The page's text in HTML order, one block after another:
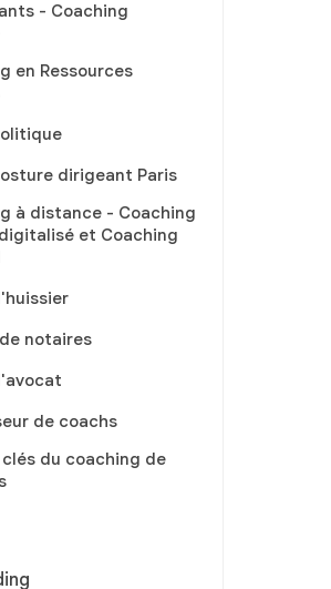
- Coaching
en Ressources
dirigeant Paris
à distance - Coaching
et Coaching
notaires
de coachs
du coaching de